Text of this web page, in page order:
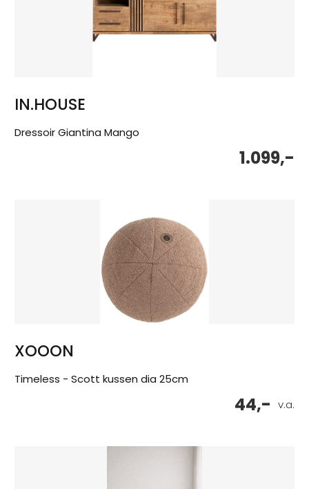
IN.HOUSE
Dressoir Giantina Mango
1.099,-
XOOON
Timeless - Scott kussen dia 25cm
v.a.
44,-